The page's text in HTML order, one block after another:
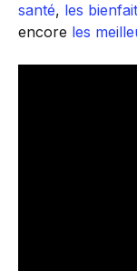
santé, les
encore les